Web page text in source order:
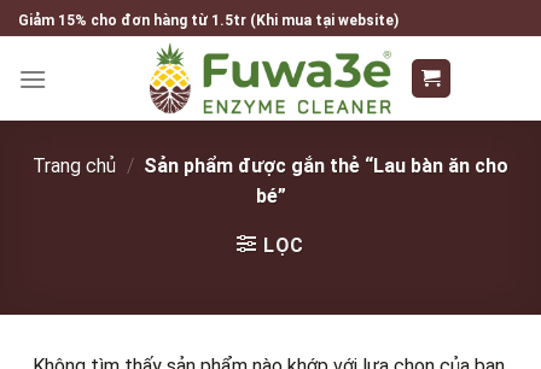
Skip
to
content
Giảm 15% cho đơn hàng từ 1.5tr (Khi mua tại website)
Trang chủ / Sản phẩm được gắn thẻ “Lau bàn ăn cho
bé”
LỌC